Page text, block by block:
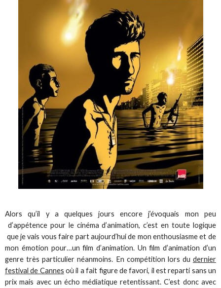
Alors qu’il y a quelques jours encore j’évoquais mon peu
d’appétence pour le cinéma d’animation, c’est en toute logique
que je vais vous faire part aujourd’hui de mon enthousiasme et de
mon émotion pour…un film d’animation. Un film d’animation d’un
genre très particulier néanmoins. En compétition lors du dernier
festival de Cannes où il a fait figure de favori, il est reparti sans un
prix mais avec un écho médiatique retentissant. C’est donc avec